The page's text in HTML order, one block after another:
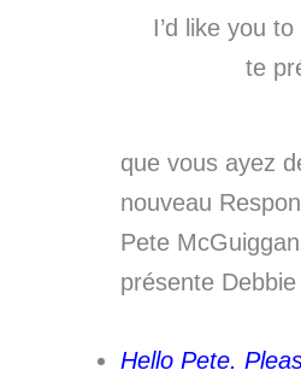
I’d like you
te
que vous ayez
nouveau
Pete
présente
Hello Pete.